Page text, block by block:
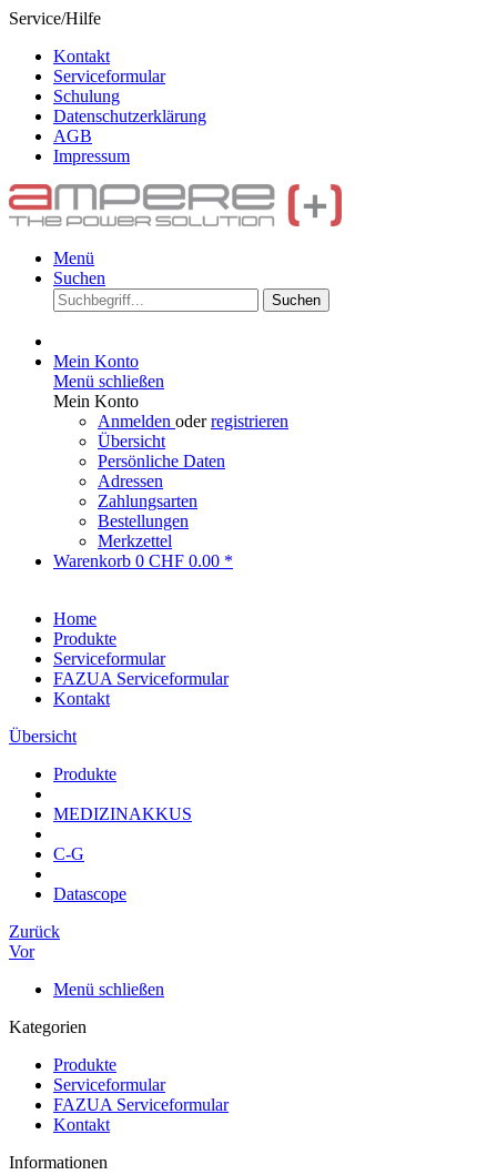
Service/Hilfe
Kontakt
Serviceformular
Schulung
Datenschutzerklärung
AGB
Impressum
Menü
Suchen
Suchen
Mein Konto
Menü schließen
Mein Konto
Anmelden oderregistrieren
Übersicht
Persönliche Daten
Adressen
Zahlungsarten
Bestellungen
Merkzettel
Warenkorb 0 CHF 0.00 *
Home
Produkte
Serviceformular
FAZUA Serviceformular
Kontakt
Übersicht
Produkte
MEDIZINAKKUS
C-G
Datascope
Zurück
Vor
Menü schließen
Kategorien
Produkte
Serviceformular
FAZUA Serviceformular
Kontakt
Informationen